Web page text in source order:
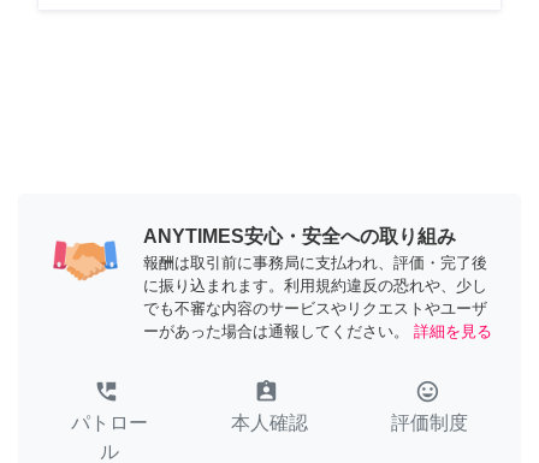
ANYTIMES安心・安全への取り組み
報酬は取引前に事務局に支払われ、評価・完了後
に振り込まれます。利用規約違反の恐れや、少し
でも不審な内容のサービスやリクエストやユーザ
ーがあった場合は通報してください。
詳細を見る
perm_phone_msg
パトロー
ル
assignment_ind
本人確認
tag_faces
評価制度